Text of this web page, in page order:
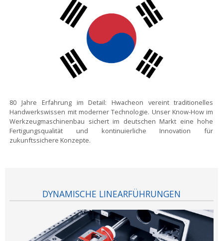
80 Jahre Erfahrung im Detail: Hwacheon vereint traditionelles
Handwerkswissen mit moderner Technologie. Unser Know-How im
Werkzeugmaschinenbau sichert im deutschen Markt eine hohe
Fertigungsqualität und kontinuierliche Innovation für
zukunftssichere Konzepte.
DYNAMISCHE LINEARFÜHRUNGEN